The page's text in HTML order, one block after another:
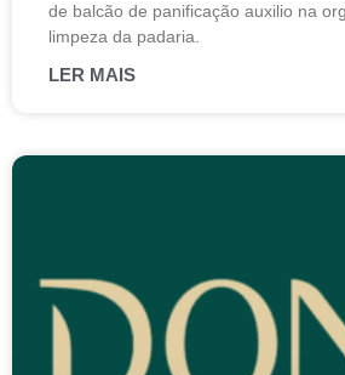
de balcão de panificação auxilio na
limpeza da padaria.
LER MAIS